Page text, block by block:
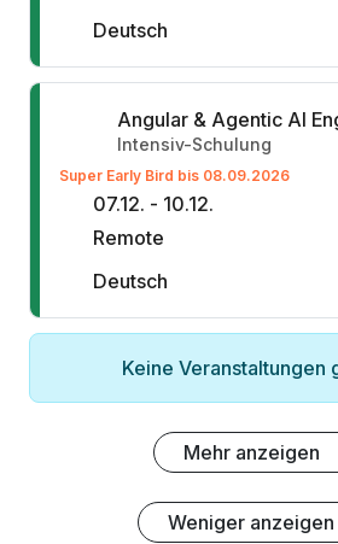
Deutsch
Angular & Agentic AI
Intensiv-Schulung
Super Early Bird bis 08.09.2026
07.12. - 10.12.
Remote
Deutsch
Keine Veranstaltungen
Mehr anzeigen
Weniger anzeigen